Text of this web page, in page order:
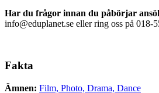
Har du frågor innan du påbörjar
info@eduplanet.se eller ring oss på 018-
Fakta
Ämnen: Film, Photo, Drama, Dance